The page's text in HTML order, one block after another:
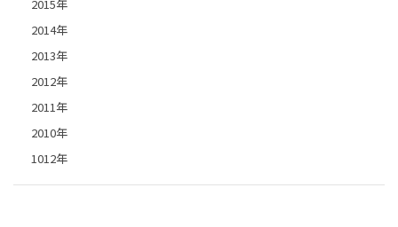
2015年
2014年
2013年
2012年
2011年
2010年
1012年